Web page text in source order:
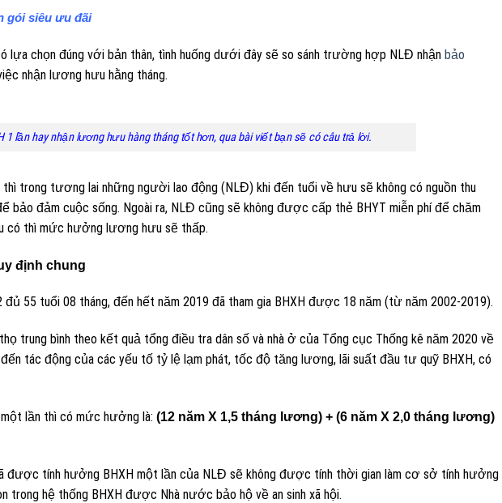
gói siêu ưu đãi
chọn đúng với bản thân, tình huống dưới đây sẽ so sánh trường hợp NLĐ nhận bảo
nhận lương hưu hằng tháng.
1 lần hay nhận lương hưu hàng tháng tốt hơn, qua bài viết bạn sẽ có câu trả lời.
trong tương lai những người lao động (NLĐ) khi đến tuổi về hưu sẽ không có nguồn thu
bảo đảm cuộc sống. Ngoài ra, NLĐ cũng sẽ không được cấp thẻ BHYT miễn phí để chăm
có thì mức hưởng lương hưu sẽ thấp.
định chung
đủ 55 tuổi 08 tháng, đến hết năm 2019 đã tham gia BHXH được 18 năm (từ năm 2002-2019).
trung bình theo kết quả tổng điều tra dân số và nhà ở của Tổng cục Thống kê năm 2020 về
tác động của các yếu tố tỷ lệ lạm phát, tốc độ tăng lương, lãi suất đầu tư quỹ BHXH, có
lần thì có mức hưởng là: (12 năm X 1,5 tháng lương) + (6 năm X 2,0 tháng lương)
được tính hưởng BHXH một lần của NLĐ sẽ không được tính thời gian làm cơ sở tính hưởng
trong hệ thống BHXH được Nhà nước bảo hộ về an sinh xã hội.